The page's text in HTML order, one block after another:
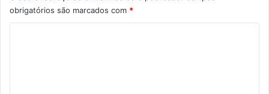
obrigatórios são marcados com *